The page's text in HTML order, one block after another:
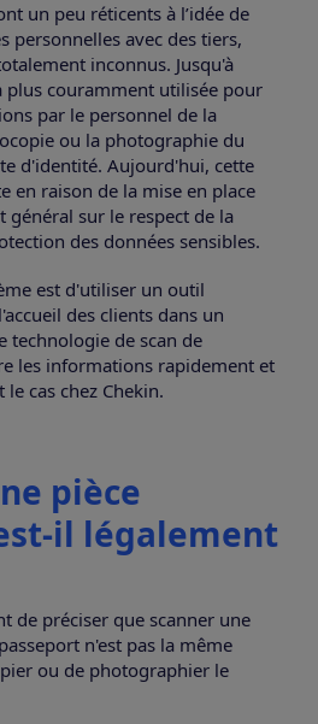
un peu réticents à l’idée de
personnelles avec des tiers,
inconnus. Jusqu'à
plus couramment utilisée pour
par le personnel de la
ou la photographie du
d'identité. Aujourd'hui, cette
en raison de la mise en place
général sur le respect de la
des données sensibles.
est d'utiliser un outil
des clients dans un
technologie de scan de
les informations rapidement et
cas chez Chekin.
pièce
il légalement
de préciser que scanner une
n'est pas la même
ou de photographier le